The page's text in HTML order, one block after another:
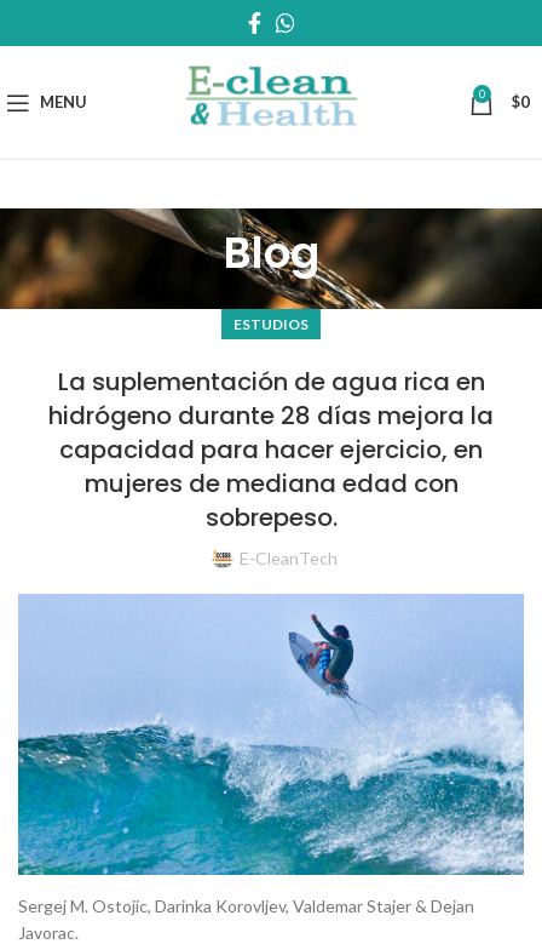
MENU 0 $0
Blog
ESTUDIOS
La suplementación de agua rica en
hidrógeno durante 28 días mejora la
capacidad para hacer ejercicio, en
mujeres de mediana edad con
sobrepeso.
E-CleanTech
Sergej M. Ostojic, Darinka Korovljev, Valdemar Stajer & Dejan
Javorac.